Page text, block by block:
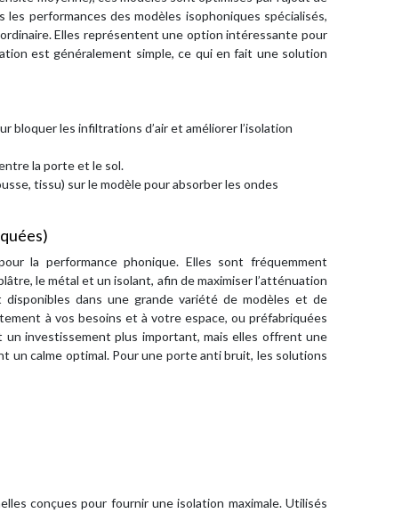
performances des modèles isophoniques spécialisés,
Elles représentent une option intéressante pour
est généralement simple, ce qui en fait une solution
bloquer les infiltrations d’air et améliorer l’isolation
la porte et le sol.
tissu) sur le modèle pour absorber les ondes
la performance phonique. Elles sont fréquemment
le métal et un isolant, afin de maximiser l’atténuation
dans une grande variété de modèles et de
à vos besoins et à votre espace, ou préfabriquées
investissement plus important, mais elles offrent une
un calme optimal. Pour une porte anti bruit, les solutions
conçues pour fournir une isolation maximale. Utilisés